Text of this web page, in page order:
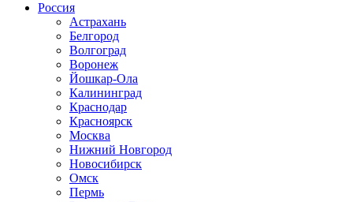
Россия
Астрахань
Белгород
Волгоград
Воронеж
Йошкар-Ола
Калининград
Краснодар
Красноярск
Москва
Нижний Новгород
Новосибирск
Омск
Пермь